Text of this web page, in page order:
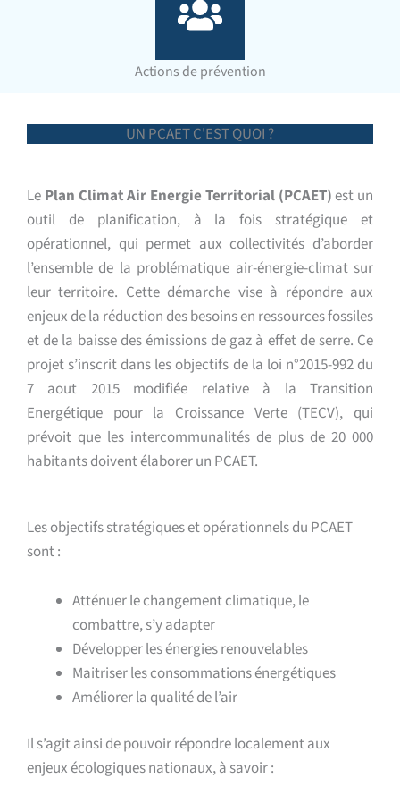
Actions de prévention
UN PCAET C'EST QUOI ?
Le Plan Climat Air Energie Territorial (PCAET)est un
outil de planification, à la fois stratégique et
opérationnel, qui permet aux collectivités d’aborder
l’ensemble de la problématique air-énergie-climat sur
leur territoire. Cette démarche vise à répondre aux
enjeux de la réduction des besoins en ressources fossiles
et de la baisse des émissions de gaz à effet de serre. Ce
projet s’inscrit dans les objectifs de la loi n°2015-992 du
7 aout 2015 modifiée relative à la Transition
Energétique pour la Croissance Verte (TECV), qui
prévoit que les intercommunalités de plus de 20 000
habitants doivent élaborer un PCAET.
Les objectifs stratégiques et opérationnels du PCAET
sont :
Atténuer le changement climatique, le
combattre, s’y adapter
Développer les énergies renouvelables
Maitriser les consommations énergétiques
Améliorer la qualité de l’air
Il s’agit ainsi de pouvoir répondre localement aux
enjeux écologiques nationaux, à savoir :